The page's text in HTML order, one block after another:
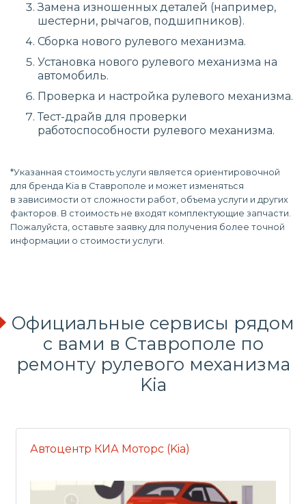
Замена изношенных деталей (например,
шестерни, рычагов, подшипников).
Сборка нового рулевого механизма.
Установка нового рулевого механизма на
автомобиль.
Проверка и настройка рулевого механизма.
Тест-драйв для проверки
работоспособности рулевого механизма.
*Указанная стоимость услуги является ориентировочной
для бренда Kia в Ставрополе и может изменяться
в зависимости от сложности работ, объема услуги и других
факторов. В стоимость не входят комплектующие запчасти.
Пожалуйста, оставьте заявку для получения более точной
информации о стоимости услуги.
Официальные сервисы рядом
с вами в Ставрополе по
ремонту рулевого механизма
Kia
Автоцентр КИА Моторс (Kia)